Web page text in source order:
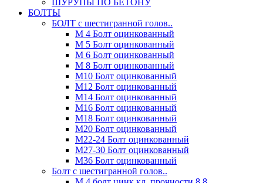
ШУРУПЫ ПО БЕТОНУ
БОЛТЫ
БОЛТ с шестигранной голов..
М 4 Болт оцинкованный
М 5 Болт оцинкованный
М 6 Болт оцинкованный
М 8 Болт оцинкованный
М10 Болт оцинкованный
М12 Болт оцинкованный
М14 Болт оцинкованный
М16 Болт оцинкованный
М18 Болт оцинкованный
М20 Болт оцинкованный
М22-24 Болт оцинкованный
М27-30 Болт оцинкованный
М36 Болт оцинкованный
Болт с шестигранной голов..